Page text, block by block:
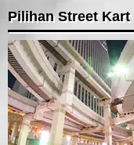
Pilihan Street Kart